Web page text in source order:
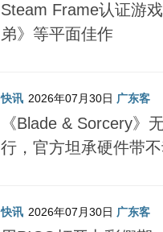
Steam Frame认证游
弟》等平面佳作
快讯 2026年07月30日 广东客
《Blade & Sorcery》
行，官方坦承硬件带
快讯 2026年07月30日 广东客